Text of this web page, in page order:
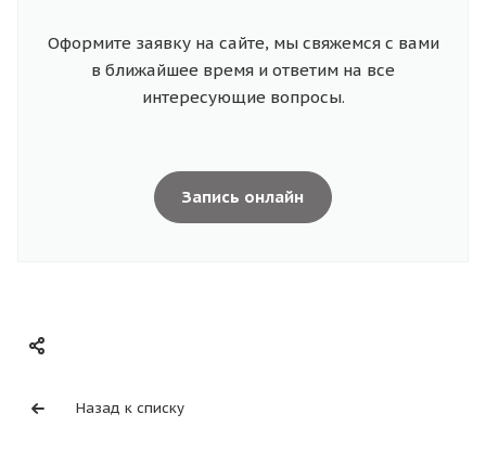
Оформите заявку на сайте, мы свяжемся с вами
в ближайшее время и ответим на все
интересующие вопросы.
Запись онлайн
Назад к списку